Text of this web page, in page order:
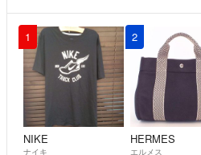
1
NIKE
ナイキ
2
HERMES
エルメス